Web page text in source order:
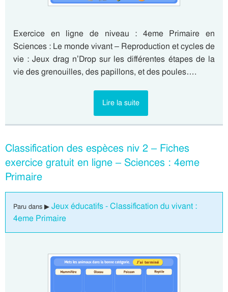
Exercice en ligne de niveau : 4eme Primaire en
Sciences : Le monde vivant – Reproduction et cycles de
vie : Jeux drag n’Drop sur les différentes étapes de la
vie des grenouilles, des papillons, et des poules….
Lire la suite
Classification des espèces niv 2 – Fiches
exercice gratuit en ligne – Sciences : 4eme
Primaire
Paru dans ▶ Jeux éducatifs - Classification du vivant :
4eme Primaire